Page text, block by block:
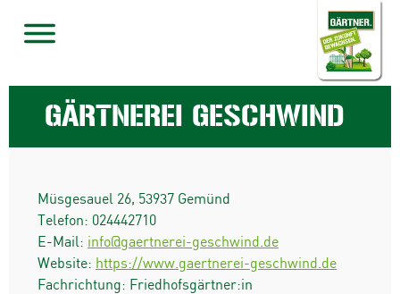
GÄRTNEREI GESCHWIND
Müsgesauel 26, 53937 Gemünd
Telefon: 024442710
E-Mail: info@gaertnerei-geschwind.de
Website: https://www.gaertnerei-geschwind.de
Fachrichtung: Friedhofsgärtner:in